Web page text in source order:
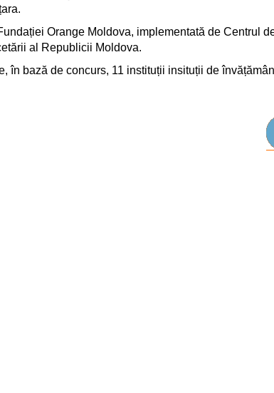
Orange Moldova, implementată de Centrul
al Republicii Moldova.
în bază de concurs, 11 instituții insituții de